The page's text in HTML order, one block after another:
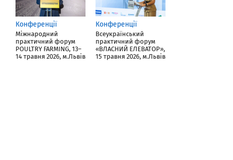
Конференції
Міжнародний
практичний форум
POULTRY FARMING, 13–
14 травня 2026, м.Львів
Конференції
Всеукраїнський
практичний форум
«ВЛАСНИЙ ЕЛЕВАТОР»,
15 травня 2026, м.Львів